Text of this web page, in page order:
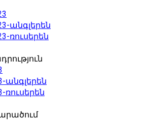
անգլերեն
ռուսերեն
անգլերեն
ռուսերեն